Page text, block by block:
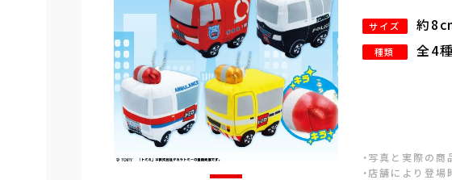
サイズ 約
種類 全4種
・写真と実際の
・店舗により登